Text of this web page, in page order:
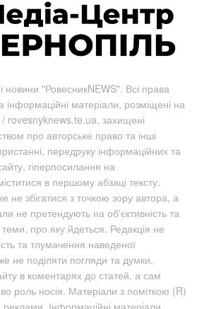
новини "РовесникNEWS". Всі права
матеріали, розміщені на
/ rovesnyknews.te.ua, захищені
про авторське право та інші
передруку інформаційних та
гіперпосилання на
в першому абзаці тексту.
не збігатися з точкою зору автора, а
не претендують на об'єктивність та
теми, про яку йдеться. Редакція не
та тлумачення наведеної
не поділяти погляди та думки,
в коментарях до статей, а сам
роль носія. Матеріали з поміткою (R)
реклами. Інформаційні матеріали